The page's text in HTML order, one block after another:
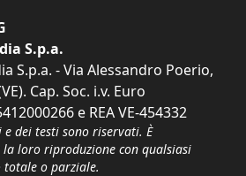
S.p.a.
S.p.a. - Via Alessandro Poerio,
Cap. Soc. i.v. Euro
e REA VE-454332
dei testi sono riservati. È
la loro riproduzione con qualsiasi
totale o parziale.